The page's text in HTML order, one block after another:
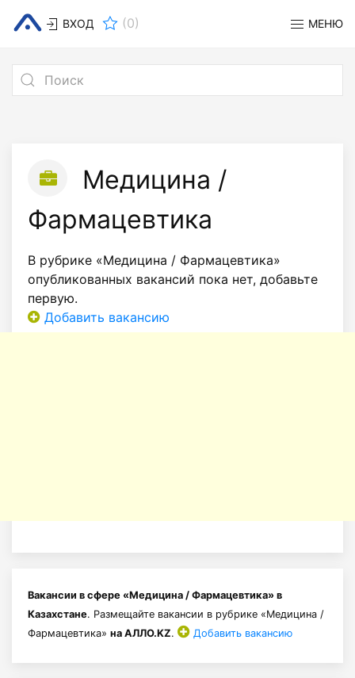
ВХОД (0) МЕНЮ
Медицина /
Фармацевтика
В рубрике «Медицина / Фармацевтика»
опубликованных вакансий пока нет, добавьте
первую.
Добавить вакансию
Вакансии в сфере «Медицина / Фармацевтика» в
Казахстане. Размещайте вакансии в рубрике «Медицина /
Фармацевтика» на АЛЛО.KZ. Добавить вакансию